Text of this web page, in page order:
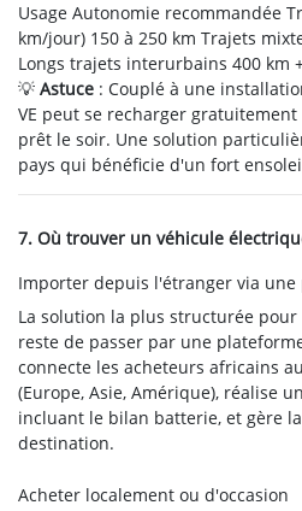
Usage Autonomie recommandée
km/jour) 150 à 250 km Trajets
Longs trajets interurbains 400 km
💡 Astuce : Couplé à une
VE peut se recharger
prêt le soir. Une solution
pays qui bénéficie d'un fort
7. Où trouver un véhicule
Importer depuis l'étranger via
La solution la plus structurée
reste de passer par une
connecte les acheteurs africains
(Europe, Asie, Amérique), réalise
incluant le bilan batterie, et gère
destination.
Acheter localement ou d'occasion